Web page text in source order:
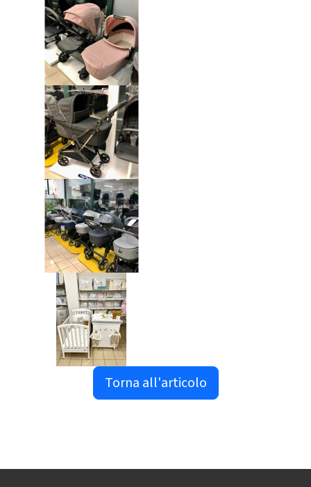
Torna all'articolo